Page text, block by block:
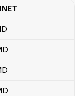
zu Jamaika-